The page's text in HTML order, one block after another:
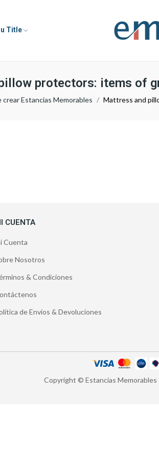
Title
protectors: items of
crear Estancias Memorables Mattress and
CUENTA
Cuenta
Nosotros
& Condiciones
de Envíos & Devoluciones
Copyright © Estancias